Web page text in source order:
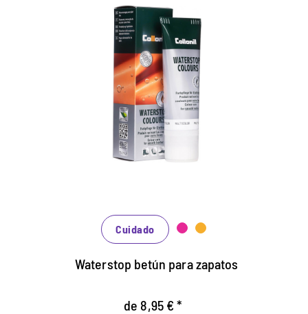
Cuidados de colores y
crema impermeabilizadora.
Mantiene todos los materiales lisos de
cuero y de alta tecnología con efecto de
impermeabilización.
Cuidado
Waterstop betún para zapatos
de 8,95 € *